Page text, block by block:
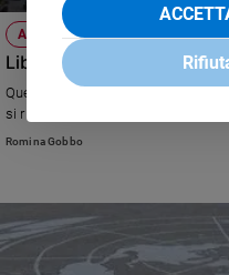
ATTUALITÀ
Libano, dove la politica è
Quelli dell'Isis a Nord, i palestinesi
si riesce nemmeno a eleggere il
Romina Gobbo